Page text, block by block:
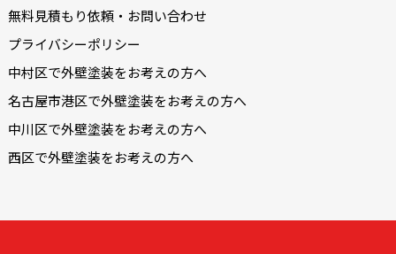
無料見積もり依頼・お問い合わせ
プライバシーポリシー
中村区で外壁塗装をお考えの方へ
名古屋市港区で外壁塗装をお考えの方へ
中川区で外壁塗装をお考えの方へ
西区で外壁塗装をお考えの方へ